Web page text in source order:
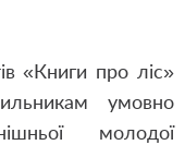
«Книги про ліс»
умовно
молодої